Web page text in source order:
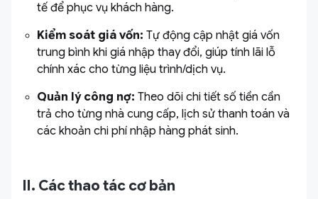
tế để phục vụ khách hàng.
Kiểm soát giá vốn: Tự động cập nhật giá vốn
trung bình khi giá nhập thay đổi, giúp tính lãi lỗ
chính xác cho từng liệu trình/dịch vụ.
Quản lý công nợ: Theo dõi chi tiết số tiền cần
trả cho từng nhà cung cấp, lịch sử thanh toán và
các khoản chi phí nhập hàng phát sinh.
II. Các thao tác cơ bản